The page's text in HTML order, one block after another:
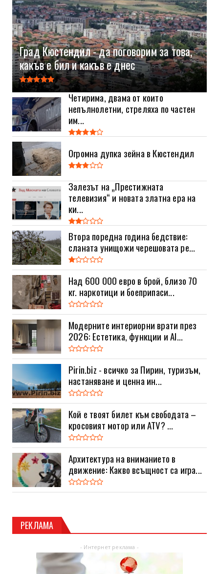
Град Кюстендил - да поговорим за това,
какъв е бил и какъв е днес
Четирима, двама от които
непълнолетни, стреляха по частен
им...
Огромна дупка зейна в Кюстендил
Залезът на „Престижната
телевизия“ и новата златна ера на
ки...
Втора поредна година бедствие:
сланата унищожи черешовата ре...
Над 600 000 евро в брой, близо 70
кг. наркотици и боеприпаси...
Модерните интериорни врати през
2026: Естетика, функции и AI...
Pirin.biz - всичко за Пирин, туризъм,
настаняване и ценна ин...
Кой е твоят билет към свободата –
кросовият мотор или ATV? ...
Архитектура на вниманието в
движение: Какво всъщност са игра...
РЕКЛАМА
- Интернет реклама -